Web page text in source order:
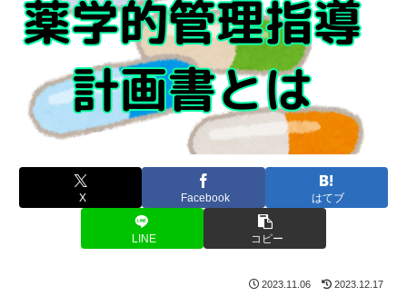
X Facebook はてブ
LINE コピー
2023.11.06 2023.12.17